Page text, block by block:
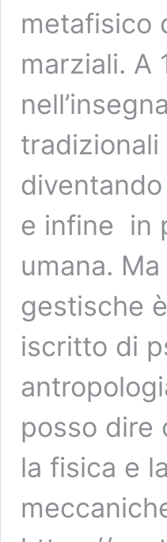
metafisico
marziali. A
tradizionali
e infine in
umana.
gestische
iscritto di
posso dire
la fisica e